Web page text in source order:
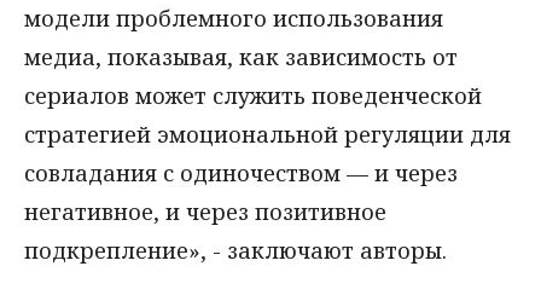
модели проблемного использования
медиа, показывая, как зависимость от
сериалов может служить поведенческой
стратегией эмоциональной регуляции для
совладания с одиночеством — и через
негативное, и через позитивное
подкрепление», - заключают авторы.